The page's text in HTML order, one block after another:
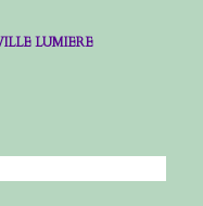
LUMIERE